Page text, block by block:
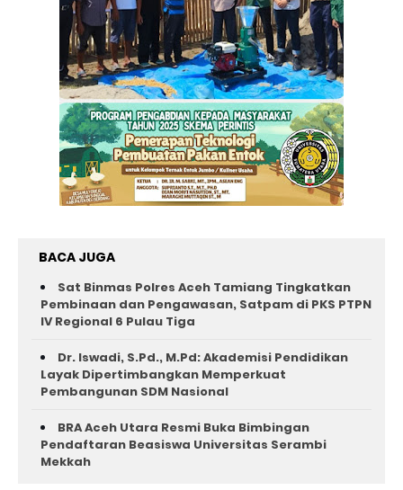
BACA JUGA
Sat Binmas Polres Aceh Tamiang Tingkatkan
Pembinaan dan Pengawasan, Satpam di PKS PTPN
IV Regional 6 Pulau Tiga
Dr. Iswadi, S.Pd., M.Pd: Akademisi Pendidikan
Layak Dipertimbangkan Memperkuat
Pembangunan SDM Nasional
BRA Aceh Utara Resmi Buka Bimbingan
Pendaftaran Beasiswa Universitas Serambi
Mekkah